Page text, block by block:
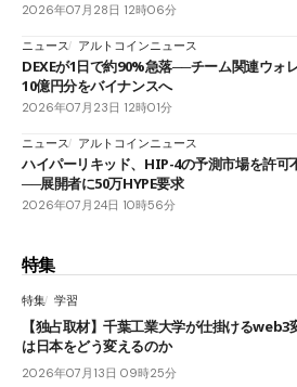
2026年07月28日 12時06分
ニュース アルトコインニュース
DEXEが1日で約90%急落──チーム関連ウォ
10億円分をバイナンスへ
2026年07月23日 12時01分
ニュース アルトコインニュース
ハイパーリキッド、HIP-4の予測市場を許可
──展開者に50万HYPE要求
2026年07月24日 10時56分
特集
特集 学習
【独占取材】千葉工業大学が仕掛ける
は日本をどう変えるのか
2026年07月13日 09時25分